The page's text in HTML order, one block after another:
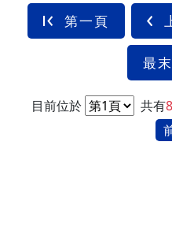
第一頁
最
目前位於 共有8